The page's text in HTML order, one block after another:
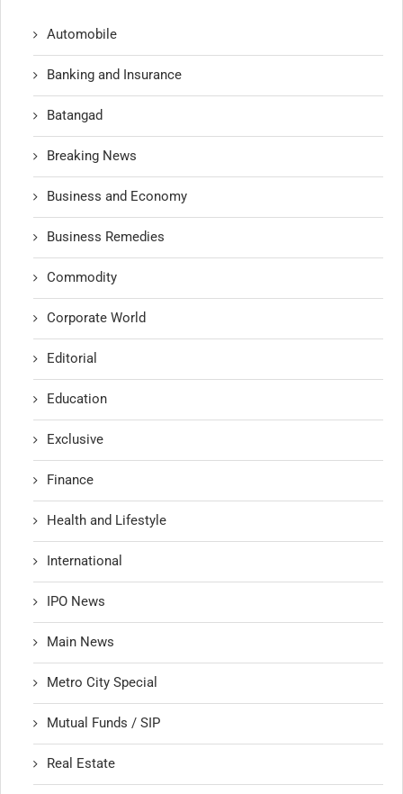
Automobile
Banking and Insurance
Batangad
Breaking News
Business and Economy
Business Remedies
Commodity
Corporate World
Editorial
Education
Exclusive
Finance
Health and Lifestyle
International
IPO News
Main News
Metro City Special
Mutual Funds / SIP
Real Estate